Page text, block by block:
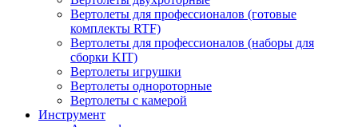
Вертолеты для профессионалов (готовые
комплекты RTF)
Вертолеты для профессионалов (наборы для
сборки KIT)
Вертолеты игрушки
Вертолеты однороторные
Вертолеты с камерой
Инструмент